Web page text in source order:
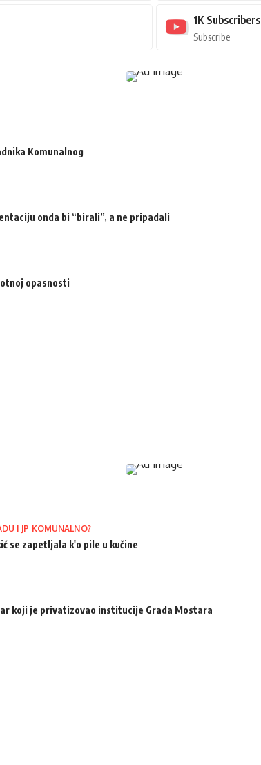
1K Subscribers
Subscribe
Komunalnog
onda bi “birali”, a ne pripadali
opasnosti
I JP KOMUNALNO?
se zapetljala k'o pile u kučine
koji je privatizovao institucije Grada Mostara